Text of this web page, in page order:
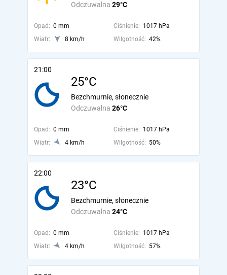
Odczuwalna 29°C
Opad: 0 mm Ciśnienie: 1017 hPa
Wiatr:
8 km/h Wilgotność: 42%
21:00
25°C
Odczuwalna 26°C
Bezchmurnie, słonecznie
Opad: 0 mm Ciśnienie: 1017 hPa
Wiatr:
4 km/h Wilgotność: 50%
22:00
23°C
Odczuwalna 24°C
Bezchmurnie, słonecznie
Opad: 0 mm Ciśnienie: 1017 hPa
Wiatr:
4 km/h Wilgotność: 57%